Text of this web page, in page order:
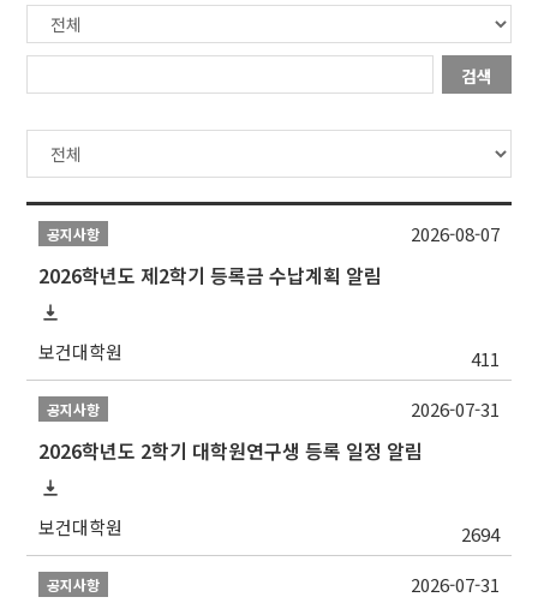
검색
공지사항
2026학년도 제2학기 등록금 수납계획 알림
보건대학원 411
2026-08-07
공지사항
2026학년도 2학기 대학원연구생 등록 일정 알림
보건대학원 2694
2026-07-31
공지사항 2026-07-31